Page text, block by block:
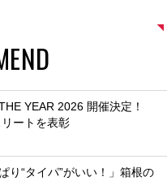
YEAR 2026 開催決定！
ートを表彰
り“タイパ”がいい！」箱根の